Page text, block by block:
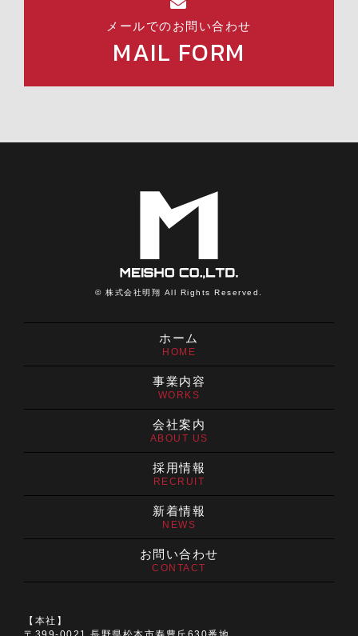
メールでのお問い合わせ
MAIL FORM
© 株式会社明翔 All Rights Reserved.
ホーム
HOME
事業内容
WORKS
会社案内
ABOUT US
採用情報
RECRUIT
新着情報
NEWS
お問い合わせ
CONTACT
【本社】